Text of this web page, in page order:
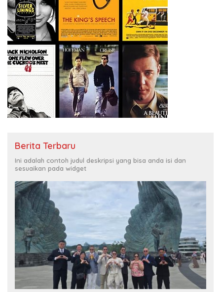
Berita Terbaru
Ini adalah contoh judul deskripsi yang bisa anda isi dan
sesuaikan pada widget